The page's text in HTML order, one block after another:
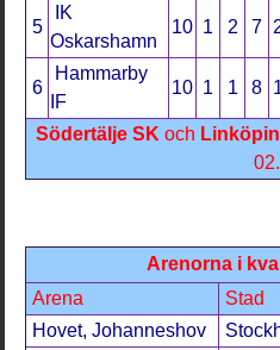
5
IK
Oskarshamn
10 1 2 7
6
Hammarby
IF
10 1 1 8
Södertälje SK och
02.
Arenorna i
Arena
Stad
Hovet, Johanneshov